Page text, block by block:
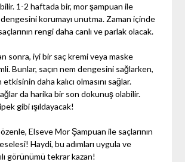
1-2 haftada bir, mor şampuan ile
dengesini korumayı unutma. Zaman içinde
rengi daha canlı ve parlak olacak.
sonra, iyi bir saç kremi veya maske
Bunlar, saçın nem dengesini sağlarken,
daha kalıcı olmasını sağlar.
da harika bir son dokunuş olabilir.
gibi ışıldayacak!
Elseve Mor Şampuan ile saçlarının
Haydi, bu adımları uygula ve
görünümü tekrar kazan!